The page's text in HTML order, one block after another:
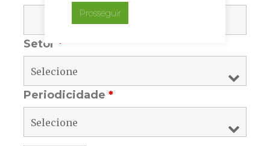
Prosseguir
Setor *
Periodicidade*